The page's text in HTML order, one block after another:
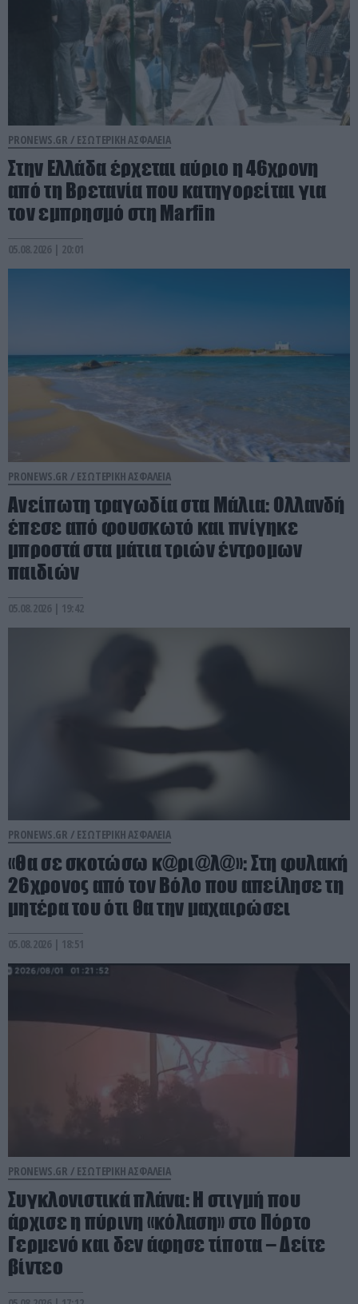
PRONEWS.GR / ΕΣΩΤΕΡΙΚΗ ΑΣΦΑΛΕΙΑ
Στην Ελλάδα έρχεται αύριο η 46χρονη
από τη Βρετανία που κατηγορείται για
τον εμπρησμό στη Marfin
05.08.2026 | 20:01
PRONEWS.GR / ΕΣΩΤΕΡΙΚΗ ΑΣΦΑΛΕΙΑ
Ανείπωτη τραγωδία στα Μάλια: Ολλανδή
έπεσε από φουσκωτό και πνίγηκε
μπροστά στα μάτια τριών έντρομων
παιδιών
05.08.2026 | 19:42
PRONEWS.GR / ΕΣΩΤΕΡΙΚΗ ΑΣΦΑΛΕΙΑ
«Θα σε σκοτώσω κ@ρι@λ@»: Στη φυλακή
26χρονος από τον Βόλο που απείλησε τη
μητέρα του ότι θα την μαχαιρώσει
05.08.2026 | 18:51
PRONEWS.GR / ΕΣΩΤΕΡΙΚΗ ΑΣΦΑΛΕΙΑ
Συγκλονιστικά πλάνα: Η στιγμή που
άρχισε η πύρινη «κόλαση» στο Πόρτο
Γερμενό και δεν άφησε τίποτα – Δείτε
βίντεο